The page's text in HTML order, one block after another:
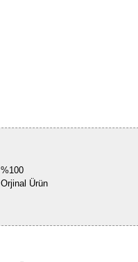
%100
Orjinal Ürün